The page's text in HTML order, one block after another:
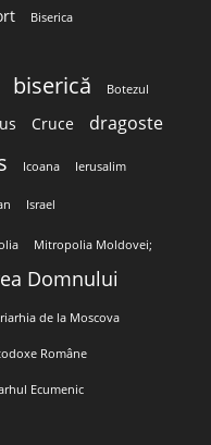
Biserica
biserică Botezul
Cruce dragoste
Icoana Ierusalim
Israel
Mitropolia Moldovei;
Domnului
de la Moscova
Române
Ecumenic